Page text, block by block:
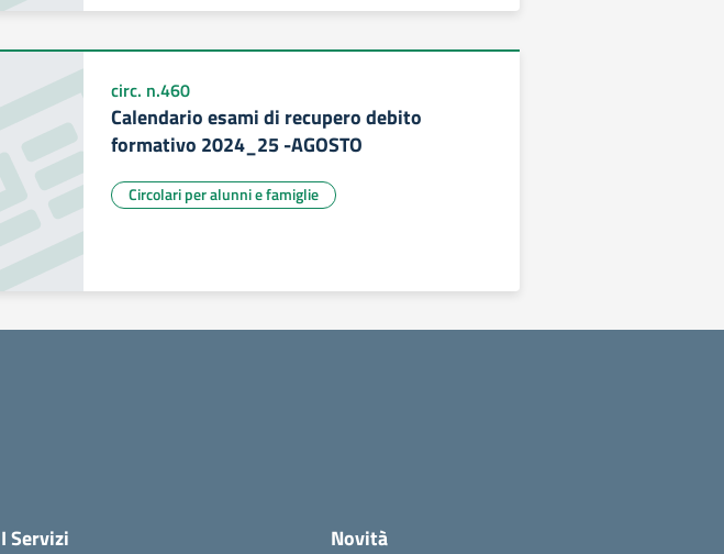
circ. n.460
Calendario esami di recupero debito
formativo 2024_25 -AGOSTO
Circolari per alunni e famiglie
I Servizi Novità